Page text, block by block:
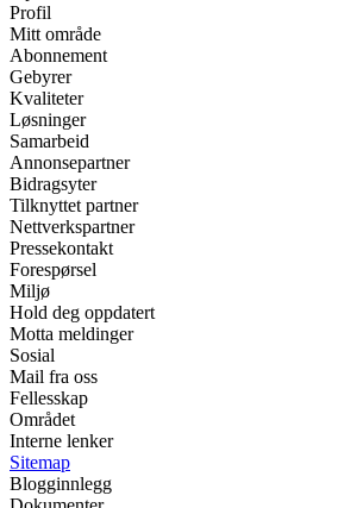
Profil
Mitt område
Abonnement
Gebyrer
Kvaliteter
Løsninger
Samarbeid
Annonsepartner
Bidragsyter
Tilknyttet partner
Nettverkspartner
Pressekontakt
Forespørsel
Miljø
Hold deg oppdatert
Motta meldinger
Sosial
Mail fra oss
Fellesskap
Området
Interne lenker
Sitemap
Blogginnlegg